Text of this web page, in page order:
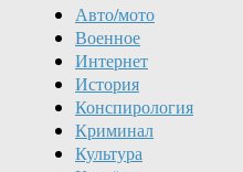
Авто/мото
Военное
Интернет
История
Конспирология
Криминал
Культура